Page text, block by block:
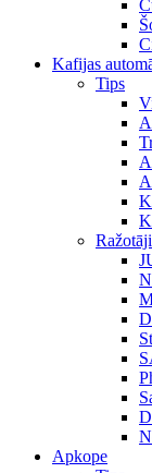
Kafijas
Tips
Ražotāji
Apkope